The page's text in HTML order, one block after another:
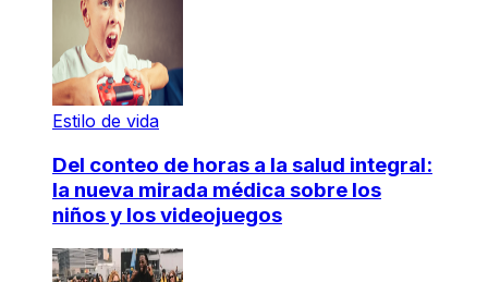
Estilo de vida
Del conteo de horas a la salud integral:
la nueva mirada médica sobre los
niños y los videojuegos